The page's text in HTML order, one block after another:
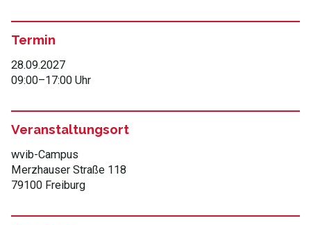
Termin
28.09.2027
09:00–17:00 Uhr
Veranstaltungsort
wvib-Campus
Merzhauser Straße 118
79100 Freiburg